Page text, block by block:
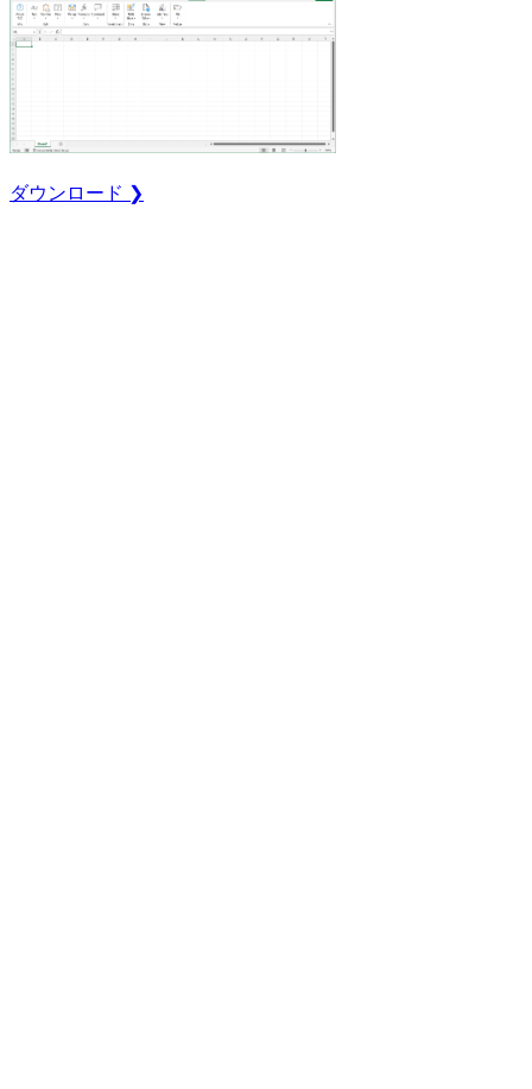
ダウンロード ❯